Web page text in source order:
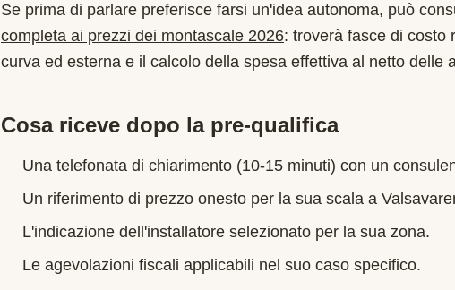
Se prima di parlare preferisce farsi un'idea autonoma, può
completa ai prezzi dei montascale 2026: troverà fasce di costo
curva ed esterna e il calcolo della spesa effettiva al netto delle
Cosa riceve dopo la pre-qualifica
Una telefonata di chiarimento (10-15 minuti) con un
Un riferimento di prezzo onesto per la sua scala a
L'indicazione dell'installatore selezionato per la sua zona.
Le agevolazioni fiscali applicabili nel suo caso specifico.